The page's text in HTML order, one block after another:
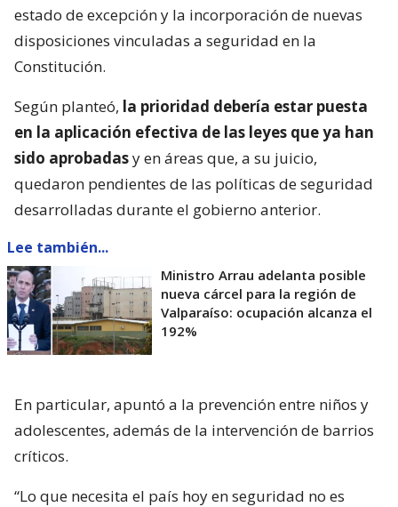
estado de excepción y la incorporación de nuevas
disposiciones vinculadas a seguridad en la
Constitución.
Según planteó, la prioridad debería estar puesta
en la aplicación efectiva de las leyes que ya han
sido aprobadasy en áreas que, a su juicio,
quedaron pendientes de las políticas de seguridad
desarrolladas durante el gobierno anterior.
Lee también...
Ministro Arrau adelanta posible
nueva cárcel para la región de
Valparaíso: ocupación alcanza el
192%
En particular, apuntó a la prevención entre niños y
adolescentes, además de la intervención de barrios
críticos.
“Lo que necesita el país hoy en seguridad no es